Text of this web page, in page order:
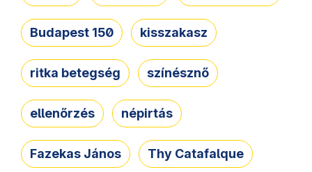
Budapest 150 kisszakasz
ritka betegség színésznő
ellenőrzés népirtás
Fazekas János Thy Catafalque